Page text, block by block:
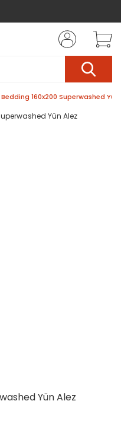
160x200 Superwashed Yün
Yün Alez